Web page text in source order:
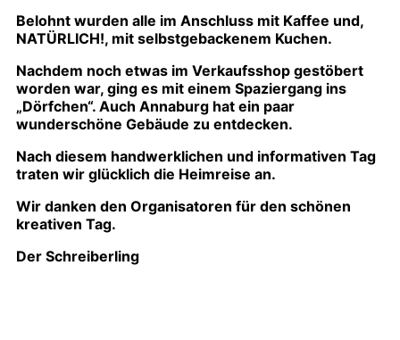
Belohnt wurden alle im Anschluss mit Kaffee und,
NATÜRLICH!, mit selbstgebackenem Kuchen.
Nachdem noch etwas im Verkaufsshop gestöbert
worden war, ging es mit einem Spaziergang ins
„Dörfchen“. Auch Annaburg hat ein paar
wunderschöne Gebäude zu entdecken.
Nach diesem handwerklichen und informativen Tag
traten wir glücklich die Heimreise an.
Wir danken den Organisatoren für den schönen
kreativen Tag.
Der Schreiberling